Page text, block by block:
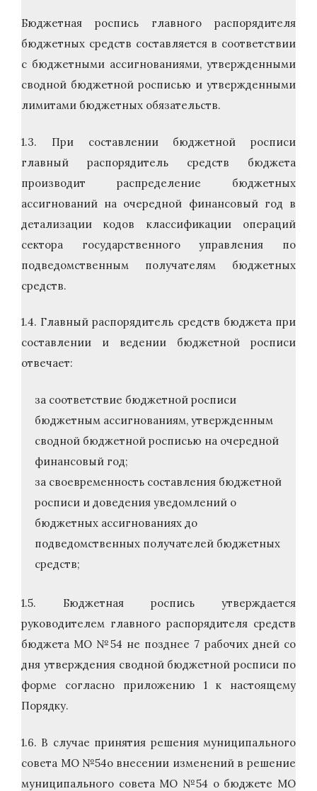
Бюджетная роспись главного распорядителя
бюджетных средств составляется в соответствии
с бюджетными ассигнованиями, утвержденными
сводной бюджетной росписью и утвержденными
лимитами бюджетных обязательств.
1.3. При составлении бюджетной росписи
главный распорядитель средств бюджета
производит распределение бюджетных
ассигнований на очередной финансовый год в
детализации кодов классификации операций
сектора государственного управления по
подведомственным получателям бюджетных
средств.
1.4. Главный распорядитель средств бюджета при
составлении и ведении бюджетной росписи
отвечает:
за соответствие бюджетной росписи
бюджетным ассигнованиям, утвержденным
сводной бюджетной росписью на очередной
финансовый год;
за своевременность составления бюджетной
росписи и доведения уведомлений о
бюджетных ассигнованиях до
подведомственных получателей бюджетных
средств;
1.5. Бюджетная роспись утверждается
руководителем главного распорядителя средств
бюджета МО №54 не позднее 7 рабочих дней со
дня утверждения сводной бюджетной росписи по
форме согласно приложению 1 к настоящему
Порядку.
1.6. В случае принятия решения муниципального
совета МО №54о внесении изменений в решение
муниципального совета МО №54 о бюджете МО